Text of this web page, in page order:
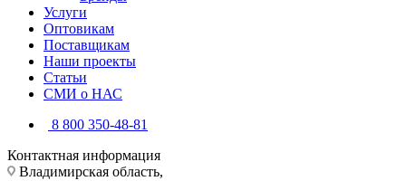
Услуги
Оптовикам
Поставщикам
Наши проекты
Статьи
СМИ о НАС
8 800 350-48-81
Контактная информация
Владимирская область,